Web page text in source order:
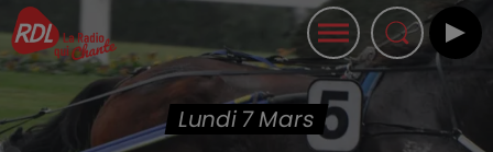
Lundi 7 Mars